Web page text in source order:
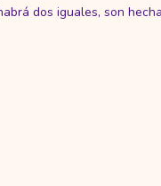
dos iguales, son